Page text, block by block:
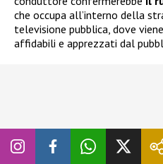
che occupa all’interno della
televisione pubblica, dove
affidabili e apprezzati dal